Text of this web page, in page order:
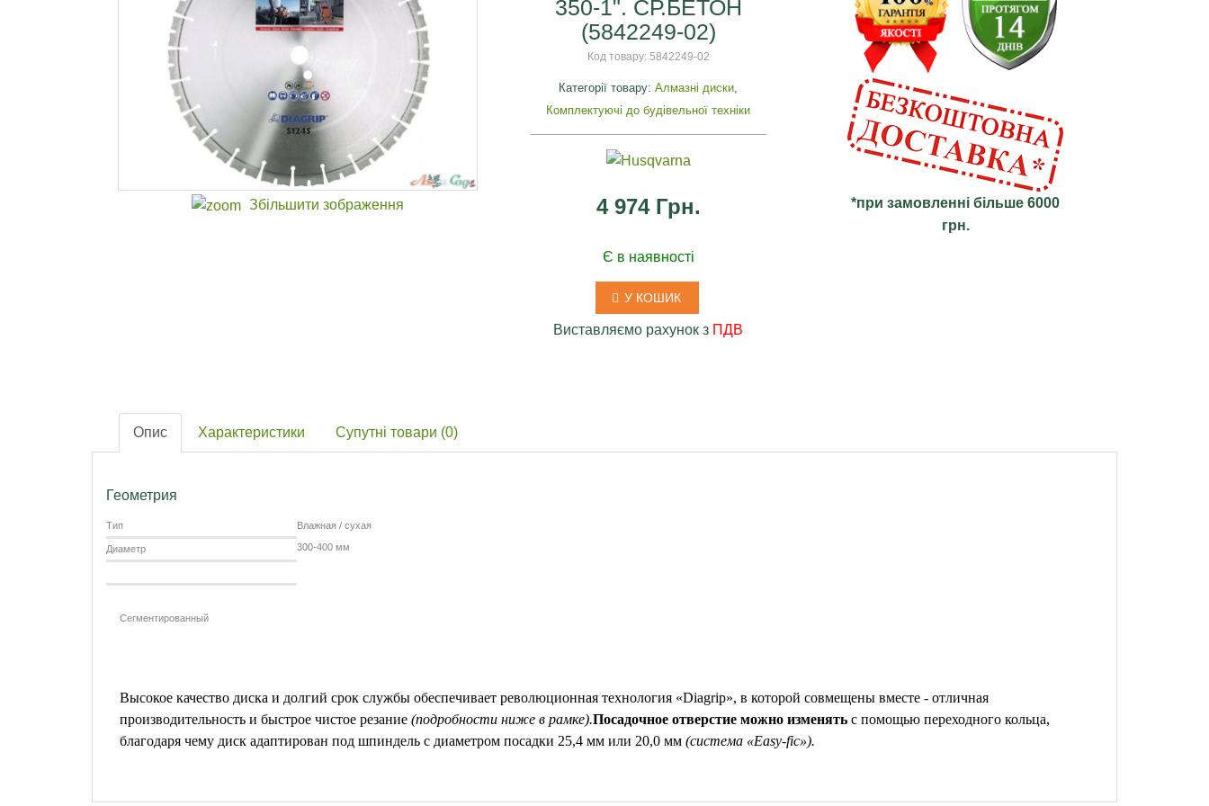
Збільшити зображення
350-1". СР.БЕТОН
(5842249-02)
Код товару: 5842249-02
Категорії товару:Алмазні диски,
Комплектуючі до будівельної техніки
4 974 Грн.
Є в наявності
У КОШИК
Виставляємо рахунок з ПДВ
*при замовленні більше 6000
грн.
Опис Характеристики Супутні товари (0)
Геометрия
Тип Влажная / сухая
Диаметр 300-400 мм
Сегментированный
Высокое качество диска и долгий срок службы обеспечивает революционная технология «Diagrip», в которой совмещены вместе - отличная
производительность и быстрое чистое резание (подробности ниже в рамке).Посадочное отверстие можно изменять с помощью переходного кольца,
благодаря чему диск адаптирован под шпиндель с диаметром посадки 25,4 мм или 20,0 мм (система «Easy-fic»).